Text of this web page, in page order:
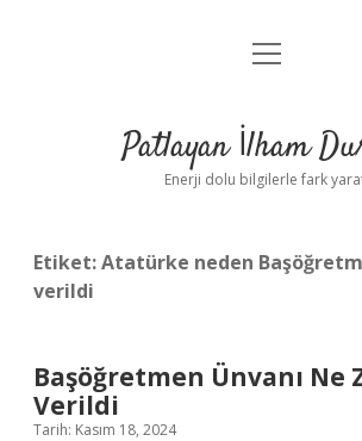
Anasayfa
Yasal Uyarı
menüyü
Patlayan İlham
Enerji dolu bilgilerle fark
Etiket:Atatürke neden
verildi
Başöğretmen Ünvanı Ne
Verildi
Tarih: Kasım 18, 2024